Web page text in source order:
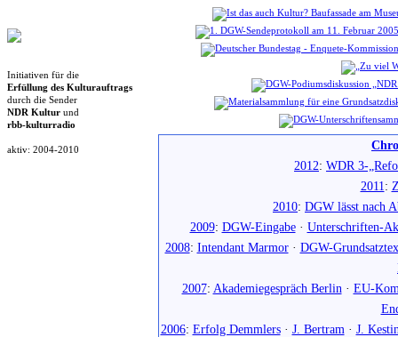
Initiativen für die
Erfüllung des Kulturauftrags
durch die Sender
NDR Kultur und
rbb-kulturradio
aktiv: 2004-2010
2012: WDR 3-
2011:
2010: DGW lässt nach
2009: DGW-Eingabe· Unterschriften-
2008: Intendant Marmor· DGW-
2007: Akademiegespräch Berlin · EU-
2006: Erfolg Demmlers· J. Bertram · J.